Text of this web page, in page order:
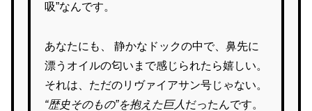
吸”なんです。
あなたにも、 静かなドックの中で、鼻先に
漂うオイルの匂いまで感じられたら嬉しい。
それは、ただのリヴァイアサン号じゃない。
“歴史そのもの”を抱えた巨人 だったんです。